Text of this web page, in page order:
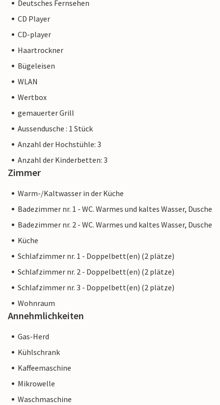
Deutsches Fernsehen
CD Player
CD-player
Haartrockner
Bügeleisen
WLAN
Wertbox
gemauerter Grill
Aussendusche : 1 Stück
Anzahl der Hochstühle: 3
Anzahl der Kinderbetten: 3
Zimmer
Warm-/Kaltwasser in der Küche
Badezimmer nr. 1 - WC. Warmes und kaltes Wasser, Dusche
Badezimmer nr. 2 - WC. Warmes und kaltes Wasser, Dusche
Küche
Schlafzimmer nr. 1 - Doppelbett(en) (2 plätze)
Schlafzimmer nr. 2 - Doppelbett(en) (2 plätze)
Schlafzimmer nr. 3 - Doppelbett(en) (2 plätze)
Wohnraum
Annehmlichkeiten
Gas-Herd
Kühlschrank
Kaffeemaschine
Mikrowelle
Waschmaschine